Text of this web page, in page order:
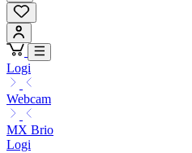
Logi
Webcam
MX Brio
Logi